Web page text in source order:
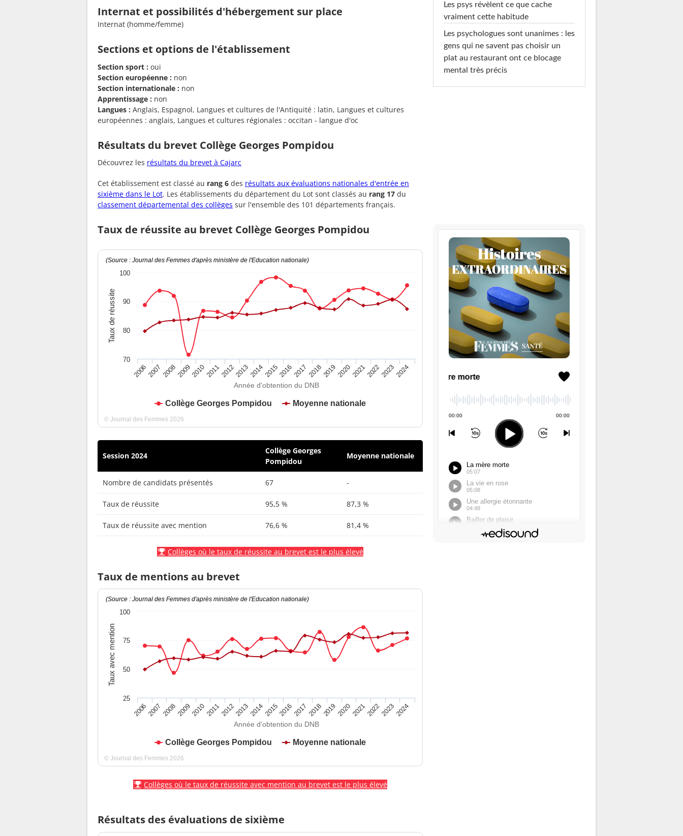
Internat et possibilités d'hébergement sur place
Internat (homme/femme)
Sections et options de l'établissement
Section sport : oui
Section européenne : non
Section internationale : non
Apprentissage : non
Langues : Anglais, Espagnol, Langues et cultures de l'Antiquité : latin, Langues et cultures
européennes : anglais, Langues et cultures régionales : occitan - langue d'oc
Résultats du brevet Collège Georges Pompidou
Découvrez les résultats du brevet à Cajarc
Cet établissement est classé au rang 6 des résultats aux évaluations nationales d'entrée en
sixième dans le Lot. Les établissements du département du Lot sont classés au rang 17 du
classement départemental des collèges sur l'ensemble des 101 départements français.
Taux de réussite au brevet Collège Georges Pompidou
Année d'obtention du DNB
Taux de réussite
(Source : Journal des Femmes d'après ministère de l'Education nationale)
Collège Georges Pompidou Moyenne nationale
2006200720082009201020112012201320142015201620172018201920202021202220232024
70
80
90
100
© Journal des Femmes 2026
Session 2024
Collège Georges
Pompidou
Moyenne nationale
Nombre de candidats présentés 67 -
Taux de réussite 95,5 % 87,3 %
Taux de réussite avec mention 76,6 % 81,4 %
Collèges où le taux de réussite au brevet est le plus élevé
Taux de mentions au brevet
Année d'obtention du DNB
Taux avec mention
(Source : Journal des Femmes d'après ministère de l'Education nationale)
Collège Georges Pompidou Moyenne nationale
2006200720082009201020112012201320142015201620172018201920202021202220232024
100
25
50
75
© Journal des Femmes 2026
Collèges où le taux de réussite avec mention au brevet est le plus élevé
Résultats des évaluations de sixième
Les psys révèlent ce que cache
vraiment cette habitude
Les psychologues sont unanimes : les
gens qui ne savent pas choisir un
plat au restaurant ont ce blocage
mental très précis